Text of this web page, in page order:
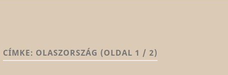
CÍMKE: OLASZORSZÁG (OLDAL 1 / 2)